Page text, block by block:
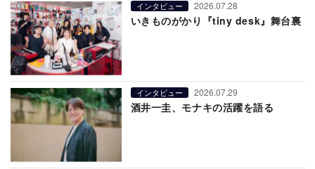
インタビュー 2026.07.28
いきものがかり『tiny desk』舞台裏
インタビュー 2026.07.29
酒井一圭、モナキの活躍を語る